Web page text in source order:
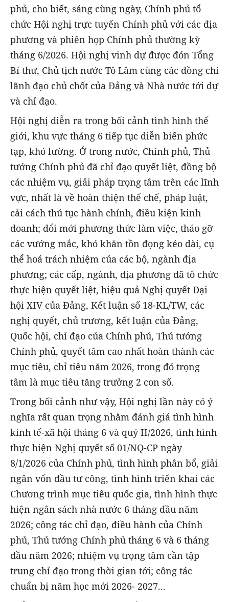
phủ, cho biết, sáng cùng ngày, Chính phủ tổ
chức Hội nghị trực tuyến Chính phủ với các địa
phương và phiên họp Chính phủ thường kỳ
tháng 6/2026. Hội nghị vinh dự được đón Tổng
Bí thư, Chủ tịch nước Tô Lâm cùng các đồng chí
lãnh đạo chủ chốt của Đảng và Nhà nước tới dự
và chỉ đạo.
Hội nghị diễn ra trong bối cảnh tình hình thế
giới, khu vực tháng 6 tiếp tục diễn biến phức
tạp, khó lường. Ở trong nước, Chính phủ, Thủ
tướng Chính phủ đã chỉ đạo quyết liệt, đồng bộ
các nhiệm vụ, giải pháp trọng tâm trên các lĩnh
vực, nhất là về hoàn thiện thể chế, pháp luật,
cải cách thủ tục hành chính, điều kiện kinh
doanh; đổi mới phương thức làm việc, tháo gỡ
các vướng mắc, khó khăn tồn đọng kéo dài, cụ
thể hoá trách nhiệm của các bộ, ngành địa
phương; các cấp, ngành, địa phương đã tổ chức
thực hiện quyết liệt, hiệu quả Nghị quyết Đại
hội XIV của Đảng, Kết luận số 18-KL/TW, các
nghị quyết, chủ trương, kết luận của Đảng,
Quốc hội, chỉ đạo của Chính phủ, Thủ tướng
Chính phủ, quyết tâm cao nhất hoàn thành các
mục tiêu, chỉ tiêu năm 2026, trong đó trọng
tâm là mục tiêu tăng trưởng 2 con số.
Trong bối cảnh như vậy, Hội nghị lần này có ý
nghĩa rất quan trọng nhằm đánh giá tình hình
kinh tế-xã hội tháng 6 và quý II/2026, tình hình
thực hiện Nghị quyết số 01/NQ-CP ngày
8/1/2026 của Chính phủ, tình hình phân bổ, giải
ngân vốn đầu tư công, tình hình triển khai các
Chương trình mục tiêu quốc gia, tình hình thực
hiện ngân sách nhà nước 6 tháng đầu năm
2026; công tác chỉ đạo, điều hành của Chính
phủ, Thủ tướng Chính phủ tháng 6 và 6 tháng
đầu năm 2026; nhiệm vụ trọng tâm cần tập
trung chỉ đạo trong thời gian tới; công tác
chuẩn bị năm học mới 2026- 2027...